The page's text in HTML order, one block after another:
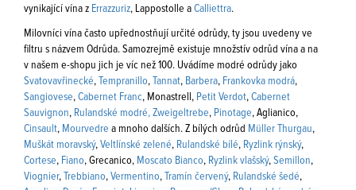
vynikající vína z Errazzuriz, Lappostolle a Calliettra.
Milovníci vína často upřednostňují určité odrůdy, ty jsou uvedeny ve
filtru s názvem Odrůda. Samozrejmě existuje množstív odrůd vína a na
v našem e-shopu jich je víc než 100. Uvádíme modré odrůdy jako
Svatovavřinecké, Tempranillo, Tannat, Barbera, Frankovka modrá,
Sangiovese, Cabernet Franc, Monastrell, Petit Verdot, Cabernet
Sauvignon, Rulandské modré, Zweigeltrebe, Pinotage, Aglianico,
Cinsault, Mourvedre a mnoho dalších. Z bílých odrůd Müller Thurgau,
Muškát moravský, Veltlínské zelené, Rulandské bílé, Ryzlink rýnský,
Cortese, Fiano, Grecanico, Moscato Bianco, Ryzlink vlašský, Semillon,
Viognier, Trebbiano, Vermentino, Tramín červený, Rulandské šedé,